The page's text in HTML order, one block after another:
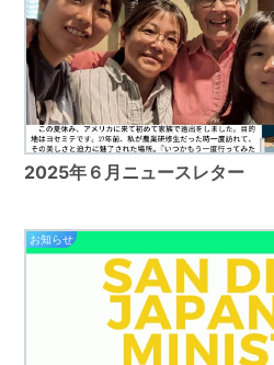
2025年６月ニュースレター
お知らせ